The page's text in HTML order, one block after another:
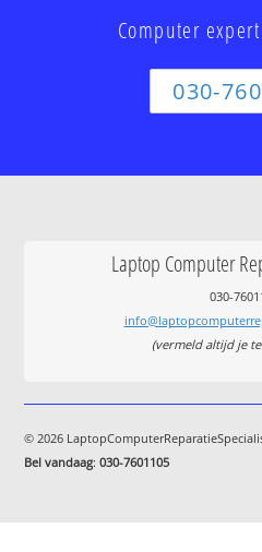
Computer
030-
Laptop Computer
030-
(vermeld altijd je
© 2026
Bel vandaag:030-7601105